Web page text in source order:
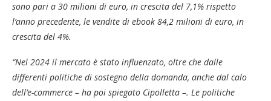
sono pari a 30 milioni di euro, in crescita del 7,1% rispetto
l’anno precedente, le vendite di ebook 84,2 milioni di euro, in
crescita del 4%.
“Nel 2024 il mercato è stato influenzato, oltre che dalle
differenti politiche di sostegno della domanda, anche dal calo
dell’e-commerce – ha poi spiegato Cipolletta –. Le politiche